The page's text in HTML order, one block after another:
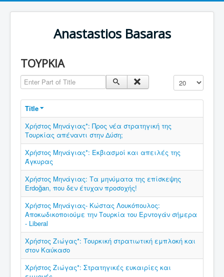
Anastastios Basaras
ΤΟΥΡΚΙΑ
Enter Part of Title Display #
Title
Χρήστος Μηνάγιας*: Προς νέα στρατηγική της
Τουρκίας απέναντι στην Δύση;
Χρήστος Μηνάγιας*: Εκβιασμοί και απειλές της
Άγκυρας
Χρήστος Μηνάγιας: Τα μηνύματα της επίσκεψης
Erdoğan, που δεν έτυχαν προσοχής!
Χρήστος Μηνάγιας- Κώστας Λουκόπουλος:
Αποκωδικοποιούμε την Τουρκία του Ερντογάν σήμερα
- Liberal
Χρήστος Ζιώγας*: Τουρκική στρατιωτική εμπλοκή και
στον Καύκασο
Χρήστος Ζιώγας*: Στρατηγικές ευκαιρίες και